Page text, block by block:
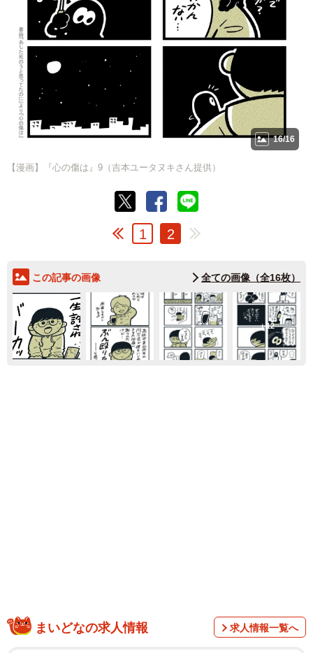
16/16
【漫画】『心の傷は』9（吉本ユータヌキさん提供）
1 2
この記事の画像 全ての画像（全16枚）
12
まいどなの求人情報 求人情報一覧へ